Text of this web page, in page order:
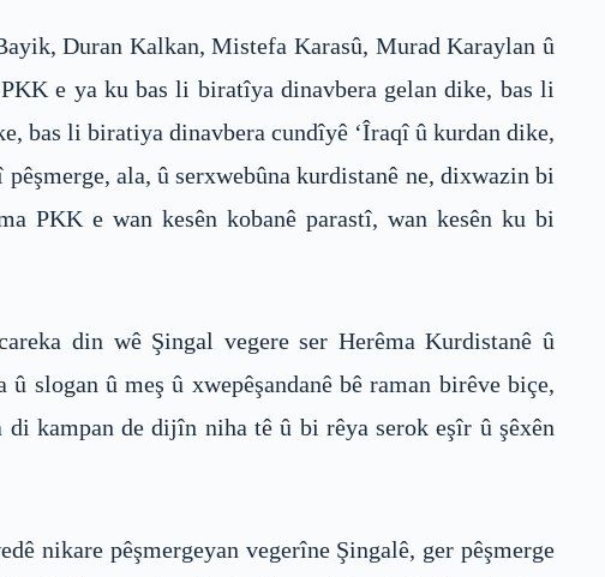
Duran Kalkan, Mistefa Karasû, Murad Karaylan û
e ya ku bas li biratîya dinavbera gelan dike, bas li
bas li biratiya dinavbera cundîyê ‘Îraqî û kurdan dike,
ala, û serxwebûna kurdistanê ne, dixwazin bi
PKK e wan kesên kobanê parastî, wan kesên ku bi
din wê Şingal vegere ser Herêma Kurdistanê û
û meş û xwepêşandanê bê raman birêve biçe,
kampan de dijîn niha tê û bi rêya serok eşîr û şêxên
nikare pêşmergeyan vegerîne Şingalê, ger pêşmerge